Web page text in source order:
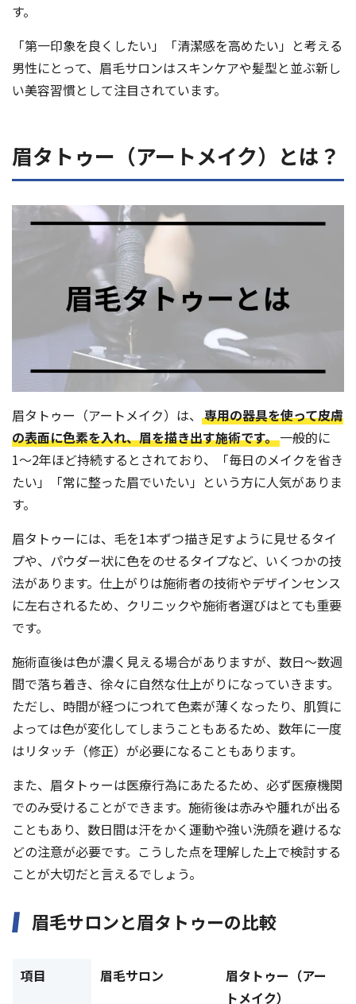
す。
「第一印象を良くしたい」「清潔感を高めたい」と考える
男性にとって、眉毛サロンはスキンケアや髪型と並ぶ新し
い美容習慣として注目されています。
眉タトゥー（アートメイク）とは？
眉タトゥー（アートメイク）は、 専用の器具を使って皮膚
の表面に色素を入れ、眉を描き出す施術です。一般的に
1〜2年ほど持続するとされており、「毎日のメイクを省き
たい」「常に整った眉でいたい」という方に人気がありま
す。
眉タトゥーには、毛を1本ずつ描き足すように見せるタイ
プや、パウダー状に色をのせるタイプなど、いくつかの技
法があります。仕上がりは施術者の技術やデザインセンス
に左右されるため、クリニックや施術者選びはとても重要
です。
施術直後は色が濃く見える場合がありますが、数日〜数週
間で落ち着き、徐々に自然な仕上がりになっていきます。
ただし、時間が経つにつれて色素が薄くなったり、肌質に
よっては色が変化してしまうこともあるため、数年に一度
はリタッチ（修正）が必要になることもあります。
また、眉タトゥーは医療行為にあたるため、必ず医療機関
でのみ受けることができます。施術後は赤みや腫れが出る
こともあり、数日間は汗をかく運動や強い洗顔を避けるな
どの注意が必要です。こうした点を理解した上で検討する
ことが大切だと言えるでしょう。
眉毛サロンと眉タトゥーの比較
項目 眉毛サロン
眉タトゥー（アー
トメイク）